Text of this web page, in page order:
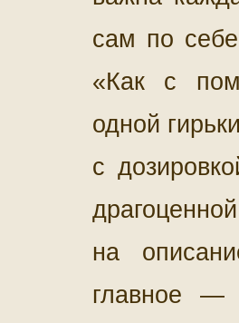
сам по
«Как с
одной
с
на
главное —